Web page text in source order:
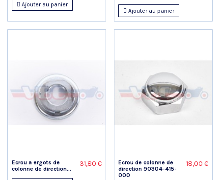
Ajouter au panier
Ajouter au panier
Ecrou a ergots de
colonne de direction...
31,80 €
Ecrou de colonne de
direction 90304-415-
000
18,00 €